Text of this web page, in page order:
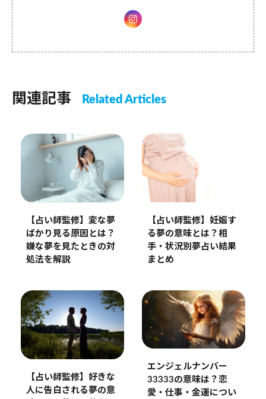
関連記事 Related Articles
【占い師監修】変な夢
ばかり見る原因とは？
嫌な夢を見たときの対
処法を解説
【占い師監修】妊娠す
る夢の意味とは？相
手・状況別夢占い結果
まとめ
【占い師監修】好きな
人に告白される夢の意
エンジェルナンバー
33333の意味は？恋
愛・仕事・金運につい